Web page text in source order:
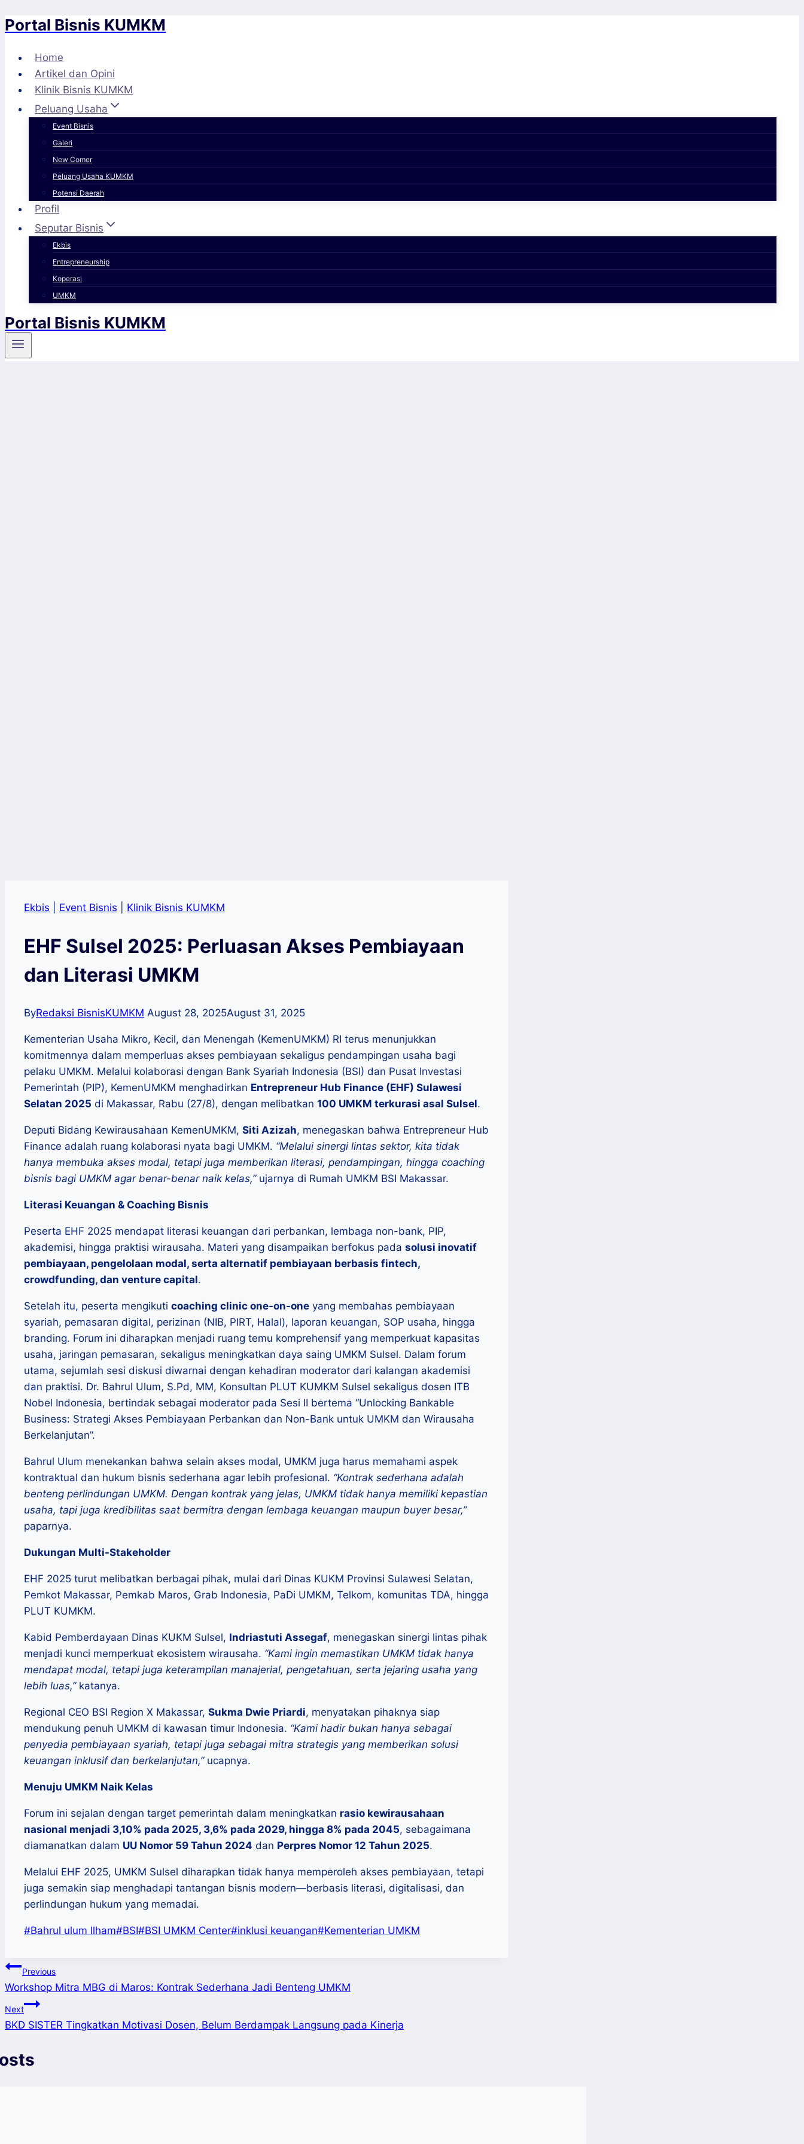
Skip
content
Portal Bisnis KUMKM
Home
Artikel dan Opini
Klinik Bisnis KUMKM
Peluang Usaha
Event Bisnis
Galeri
New Comer
Peluang Usaha KUMKM
Potensi Daerah
Profil
Seputar Bisnis
Ekbis
Entrepreneurship
Koperasi
UMKM
Portal Bisnis KUMKM
Ekbis Event Bisnis Klinik Bisnis KUMKM
EHF Sulsel 2025: Perluasan Akses Pembiayaan
dan Literasi UMKM
ByRedaksi BisnisKUMKM August 28, 2025August 31, 2025
Kementerian Usaha Mikro, Kecil, dan Menengah (KemenUMKM) RI terus menunjukkan
komitmennya dalam memperluas akses pembiayaan sekaligus pendampingan usaha bagi
pelaku UMKM. Melalui kolaborasi dengan Bank Syariah Indonesia (BSI) dan Pusat Investasi
Pemerintah (PIP), KemenUMKM menghadirkan Entrepreneur Hub Finance (EHF) Sulawesi
Selatan 2025 di Makassar, Rabu (27/8), dengan melibatkan 100 UMKM terkurasi asal Sulsel.
Deputi Bidang Kewirausahaan KemenUMKM, Siti Azizah, menegaskan bahwa Entrepreneur Hub
Finance adalah ruang kolaborasi nyata bagi UMKM. “Melalui sinergi lintas sektor, kita tidak
hanya membuka akses modal, tetapi juga memberikan literasi, pendampingan, hingga coaching
bisnis bagi UMKM agar benar-benar naik kelas,”ujarnya di Rumah UMKM BSI Makassar.
Literasi Keuangan & Coaching Bisnis
Peserta EHF 2025 mendapat literasi keuangan dari perbankan, lembaga non-bank, PIP,
akademisi, hingga praktisi wirausaha. Materi yang disampaikan berfokus pada solusi inovatif
pembiayaan, pengelolaan modal, serta alternatif pembiayaan berbasis fintech,
crowdfunding, dan venture capital.
Setelah itu, peserta mengikuti coaching clinic one-on-one yang membahas pembiayaan
syariah, pemasaran digital, perizinan (NIB, PIRT, Halal), laporan keuangan, SOP usaha, hingga
branding. Forum ini diharapkan menjadi ruang temu komprehensif yang memperkuat kapasitas
usaha, jaringan pemasaran, sekaligus meningkatkan daya saing UMKM Sulsel. Dalam forum
utama, sejumlah sesi diskusi diwarnai dengan kehadiran moderator dari kalangan akademisi
dan praktisi. Dr. Bahrul Ulum, S.Pd, MM, Konsultan PLUT KUMKM Sulsel sekaligus dosen ITB
Nobel Indonesia, bertindak sebagai moderator pada Sesi II bertema “Unlocking Bankable
Business: Strategi Akses Pembiayaan Perbankan dan Non-Bank untuk UMKM dan Wirausaha
Berkelanjutan”.
Bahrul Ulum menekankan bahwa selain akses modal, UMKM juga harus memahami aspek
kontraktual dan hukum bisnis sederhana agar lebih profesional. “Kontrak sederhana adalah
benteng perlindungan UMKM. Dengan kontrak yang jelas, UMKM tidak hanya memiliki kepastian
usaha, tapi juga kredibilitas saat bermitra dengan lembaga keuangan maupun buyer besar,”
paparnya.
Dukungan Multi-Stakeholder
EHF 2025 turut melibatkan berbagai pihak, mulai dari Dinas KUKM Provinsi Sulawesi Selatan,
Pemkot Makassar, Pemkab Maros, Grab Indonesia, PaDi UMKM, Telkom, komunitas TDA, hingga
PLUT KUMKM.
Kabid Pemberdayaan Dinas KUKM Sulsel, Indriastuti Assegaf, menegaskan sinergi lintas pihak
menjadi kunci memperkuat ekosistem wirausaha. “Kami ingin memastikan UMKM tidak hanya
mendapat modal, tetapi juga keterampilan manajerial, pengetahuan, serta jejaring usaha yang
lebih luas,”katanya.
Regional CEO BSI Region X Makassar, Sukma Dwie Priardi, menyatakan pihaknya siap
mendukung penuh UMKM di kawasan timur Indonesia. “Kami hadir bukan hanya sebagai
penyedia pembiayaan syariah, tetapi juga sebagai mitra strategis yang memberikan solusi
keuangan inklusif dan berkelanjutan,”ucapnya.
Menuju UMKM Naik Kelas
Forum ini sejalan dengan target pemerintah dalam meningkatkan rasio kewirausahaan
nasional menjadi 3,10% pada 2025, 3,6% pada 2029, hingga 8% pada 2045, sebagaimana
diamanatkan dalam UU Nomor 59 Tahun 2024 dan Perpres Nomor 12 Tahun 2025.
Melalui EHF 2025, UMKM Sulsel diharapkan tidak hanya memperoleh akses pembiayaan, tetapi
juga semakin siap menghadapi tantangan bisnis modern—berbasis literasi, digitalisasi, dan
perlindungan hukum yang memadai.
Post
#Bahrul ulum Ilham#BSI#BSI UMKM Center#inklusi keuangan#Kementerian UMKM
Post
navigation
Previous
Workshop Mitra MBG di Maros: Kontrak Sederhana Jadi Benteng UMKM
Next
BKD SISTER Tingkatkan Motivasi Dosen, Belum Berdampak Langsung pada Kinerja